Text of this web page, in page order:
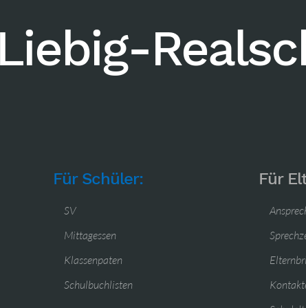
Für Schüler:
SV
Mittagessen
Klassenpaten
Schulbuchlisten
Für